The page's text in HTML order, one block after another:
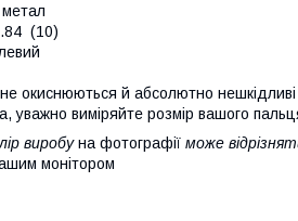
(10)
окиснюються й абсолютно
уважно виміряйте розмір вашого
виробуна фотографії може
монітором